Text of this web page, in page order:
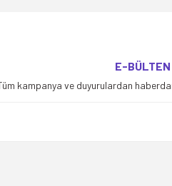
E-
kampanya ve duyurulardan